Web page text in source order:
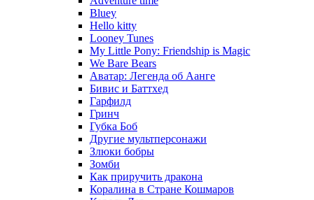
Bluey
Hello kitty
Looney Tunes
My Little Pony: Friendship is Magic
We Bare Bears
Аватар: Легенда об Аанге
Бивис и Баттхед
Гарфилд
Гринч
Губка Боб
Другие мультперсонажи
Злюки бобры
Зомби
Как приручить дракона
Коралина в Стране Кошмаров